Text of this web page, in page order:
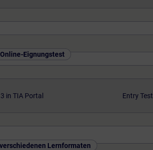
Eignungstest
in TIA Portal Entry Test
Lernformaten